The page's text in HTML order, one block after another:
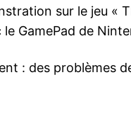
sur le jeu «
GamePad de
: des problèmes